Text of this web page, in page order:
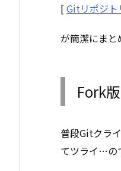
[Gitリポジト
が簡潔にまと
Fork版
普段Gitクラ
てツライ…の